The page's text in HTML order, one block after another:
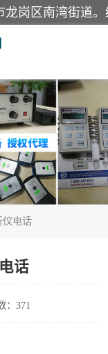
仪电话
话
：371